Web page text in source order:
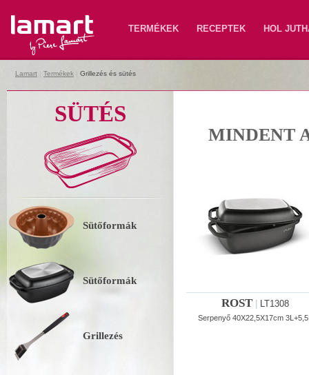
Lamart TERMÉKEK RECEPTEK HOL
Lamart Termékek Grillezés és sütés
SÜTÉS
Sütőformák
Sütőformák
Grillezés
MINDENT
ROST LT1308
Serpenyő 40X22,5X17cm